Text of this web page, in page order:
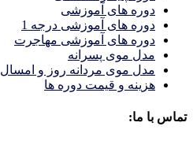
دوره های آموزشی
دوره های آموزشی درجه 1
دوره های آموزشی مهاجرت
مدل موی پسرانه
مدل موی مردانه روز و امسال
هزینه و قیمت دوره ها
تماس با ما: